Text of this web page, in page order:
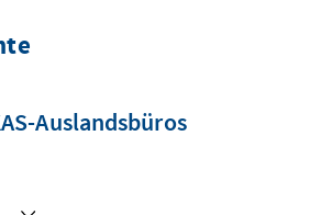
Auslandsbüros